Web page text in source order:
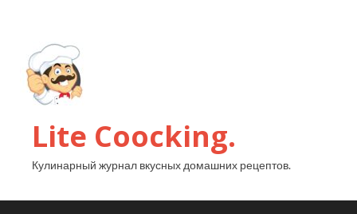
Lite Coocking.
Кулинарный журнал вкусных домашних рецептов.